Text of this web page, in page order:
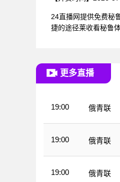
24直播网提供免费秘
捷的途径莱收看秘鲁
更多直播
19:00 俄青联
19:00 俄青联
19:00 俄青联